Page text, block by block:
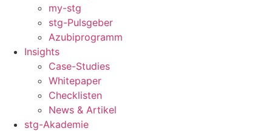
my-stg
stg-Pulsgeber
Azubiprogramm
Insights
Case-Studies
Whitepaper
Checklisten
News & Artikel
stg-Akademie